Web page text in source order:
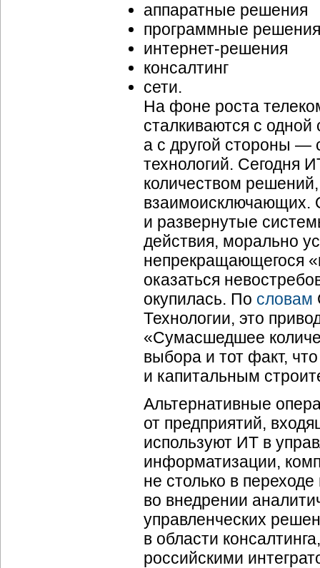
аппаратные решения
программные решения
интернет-решения
консалтинг
сети.
На фоне роста
сталкиваются с
а с другой стороны —
технологий. Сегодня
количеством
взаимоисключающих.
и развернутые
действия, морально
непрекращающегося
оказаться
окупилась. По словам
Технологии, это
«Сумасшедшее
выбора и тот факт,
и капитальным
Альтернативные
от предприятий,
используют ИТ в
информатизации,
не столько в
во внедрении
управленческих
в области
российскими